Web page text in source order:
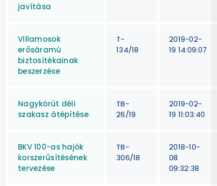
javítása
Villamosok
erősáramú
biztosítékainak
beszerzése
T-
134/18
2019-02-
19 14:09:07
Nagykörút déli
szakasz átépítése
TB-
26/19
2019-02-
19 11:03:40
BKV 100-as hajók
korszerűsítésének
tervezése
TB-
306/18
2018-10-
08
09:32:38